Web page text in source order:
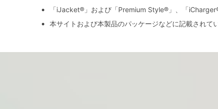
「iJacket®」および「Premium Style®」、「
本サイトおよび本製品のパッケージなどに記載され